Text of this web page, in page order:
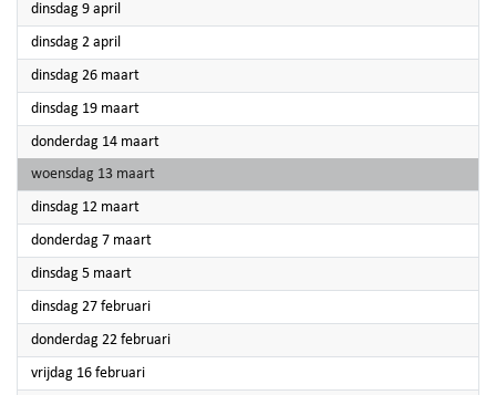
dinsdag 9 april
dinsdag 2 april
dinsdag 26 maart2024
dinsdag 19 maart2024
donderdag 14 maart2024
woensdag 13 maart2024
dinsdag 12 maart2024
donderdag 7 maart2024
dinsdag 5 maart2024
dinsdag 27 februari2024
donderdag 22 februari2024
vrijdag 16 februari2024